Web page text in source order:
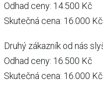
Odhad ceny: 14.500 Kč
Skutečná cena: 16.000 Kč
Druhý zákazník od nás
Odhad ceny: 16.500 Kč
Skutečná cena: 16.000 Kč